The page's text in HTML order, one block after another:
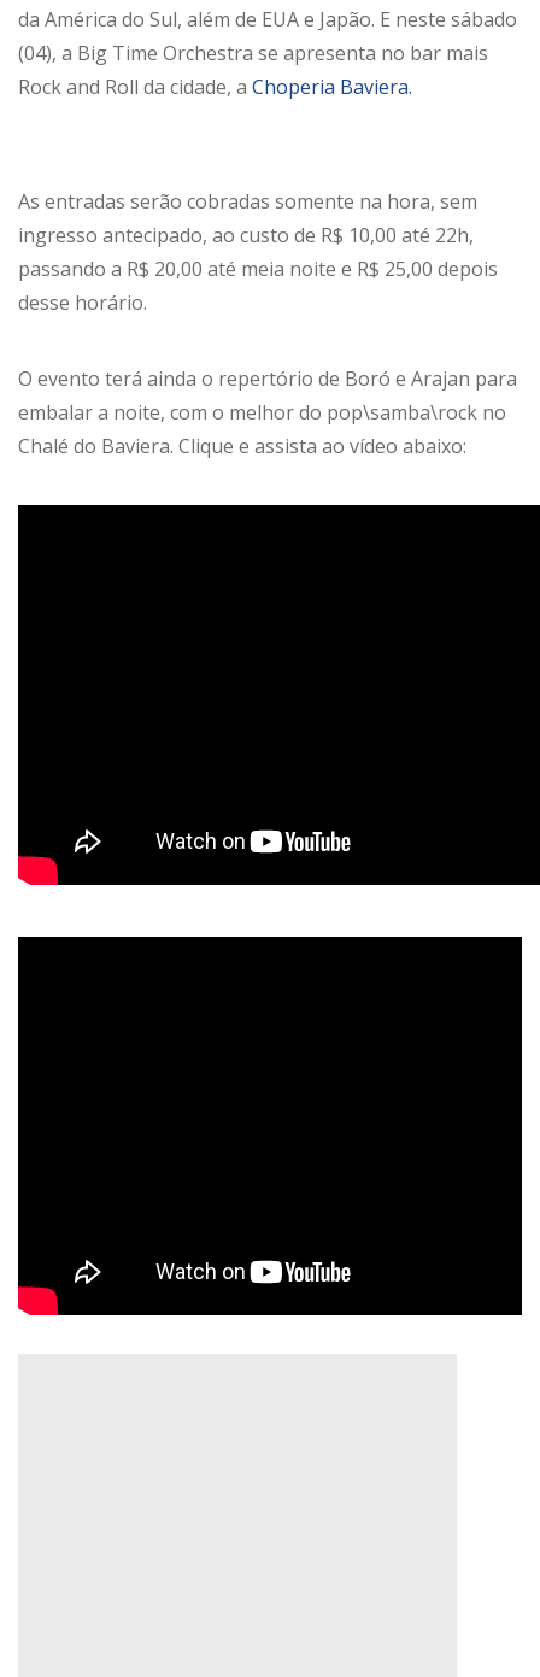
da América do Sul, além de EUA e Japão. E neste sábado
(04), a Big Time Orchestra se apresenta no bar mais
Rock and Roll da cidade, a Choperia Baviera.
As entradas serão cobradas somente na hora, sem
ingresso antecipado, ao custo de R$ 10,00 até 22h,
passando a R$ 20,00 até meia noite e R$ 25,00 depois
desse horário.
O evento terá ainda o repertório de Boró e Arajan para
embalar a noite, com o melhor do pop\samba\rock no
Chalé do Baviera. Clique e assista ao vídeo abaixo: